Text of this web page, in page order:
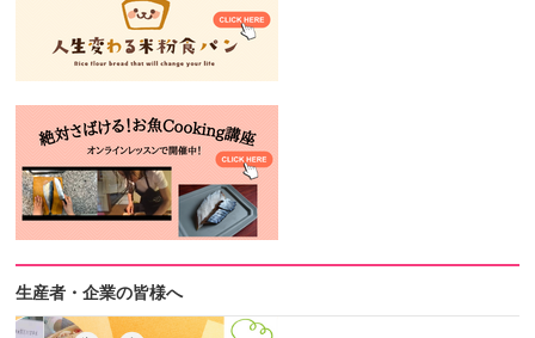
生産者・企業の皆様へ